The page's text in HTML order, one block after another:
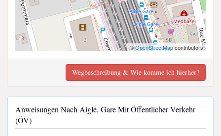
©OpenStreetMapcontributors
Wegbeschreibung & Wie komme ich hierher?
Anweisungen Nach Aigle, Gare Mit Öffentlicher Verkehr
(ÖV)